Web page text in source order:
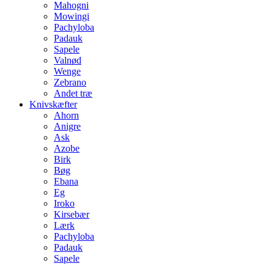
Mahogni
Mowingi
Pachyloba
Padauk
Sapele
Valnød
Wenge
Zebrano
Andet træ
Knivskæfter
Ahorn
Anigre
Ask
Azobe
Birk
Bøg
Ebana
Eg
Iroko
Kirsebær
Lærk
Pachyloba
Padauk
Sapele